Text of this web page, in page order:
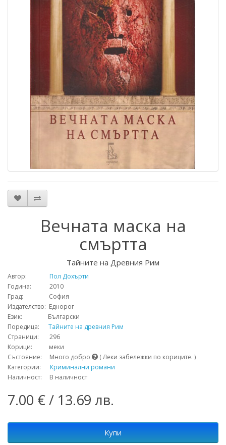
Вечната маска на
смъртта
Тайните на Древния Рим
Автор:
Пол Дохърти
Година: 2010
Град: София
Издателство: Еднорог
Език: Български
Поредица:
Тайните на древния Рим
Страници: 296
Корици: меки
Състояние: Много добро
( Леки забележки по кориците. )
Категории: Криминални романи
Наличност: В наличност
7.00 € / 13.69 лв.
Купи